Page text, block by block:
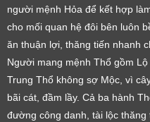
người mệnh Hỏa để kết hợp
cho mối quan hệ đôi bên luôn
ăn thuận lợi, thăng tiến nhanh
Người mang mệnh Thổ gồm
Trung Thổ không sợ Mộc, vì
bãi cát, đầm lầy. Cả ba hành
đường công danh, tài lộc